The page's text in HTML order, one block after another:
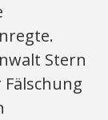
Stern